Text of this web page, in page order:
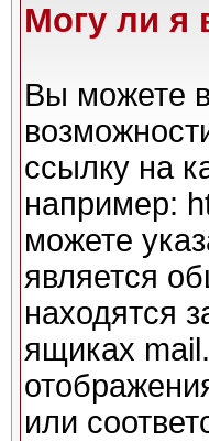
Могу ли я
Вы можете
ссылку на
например:
можете
является
находятся
ящиках
или